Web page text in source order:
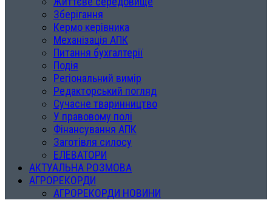
Зберігання
Кермо керівника
Механізація АПК
Питання бухгалтерії
Подія
Регіональний вимір
Редакторський погляд
Сучасне тваринництво
У правовому полі
Фінансування АПК
Заготівля силосу
ЕЛЕВАТОРИ
АКТУАЛЬНА РОЗМОВА
АГРОРЕКОРДИ
АГРОРЕКОРДИ НОВИНИ